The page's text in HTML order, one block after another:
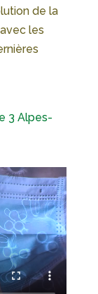
de la
les
3 Alpes-